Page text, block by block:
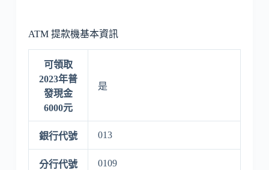
ATM 提款機基本資訊
可領取
2023年普
發現金
6000元
是
銀行代號 013
分行代號 0109